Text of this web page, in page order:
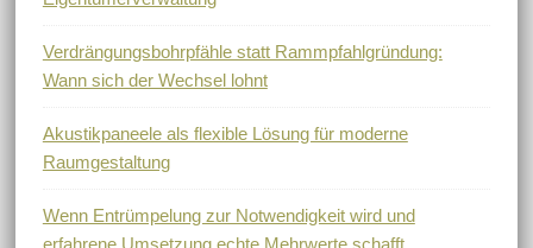
Verdrängungsbohrpfähle statt Rammpfahlgründung:
Wann sich der Wechsel lohnt
Akustikpaneele als flexible Lösung für moderne
Raumgestaltung
Wenn Entrümpelung zur Notwendigkeit wird und